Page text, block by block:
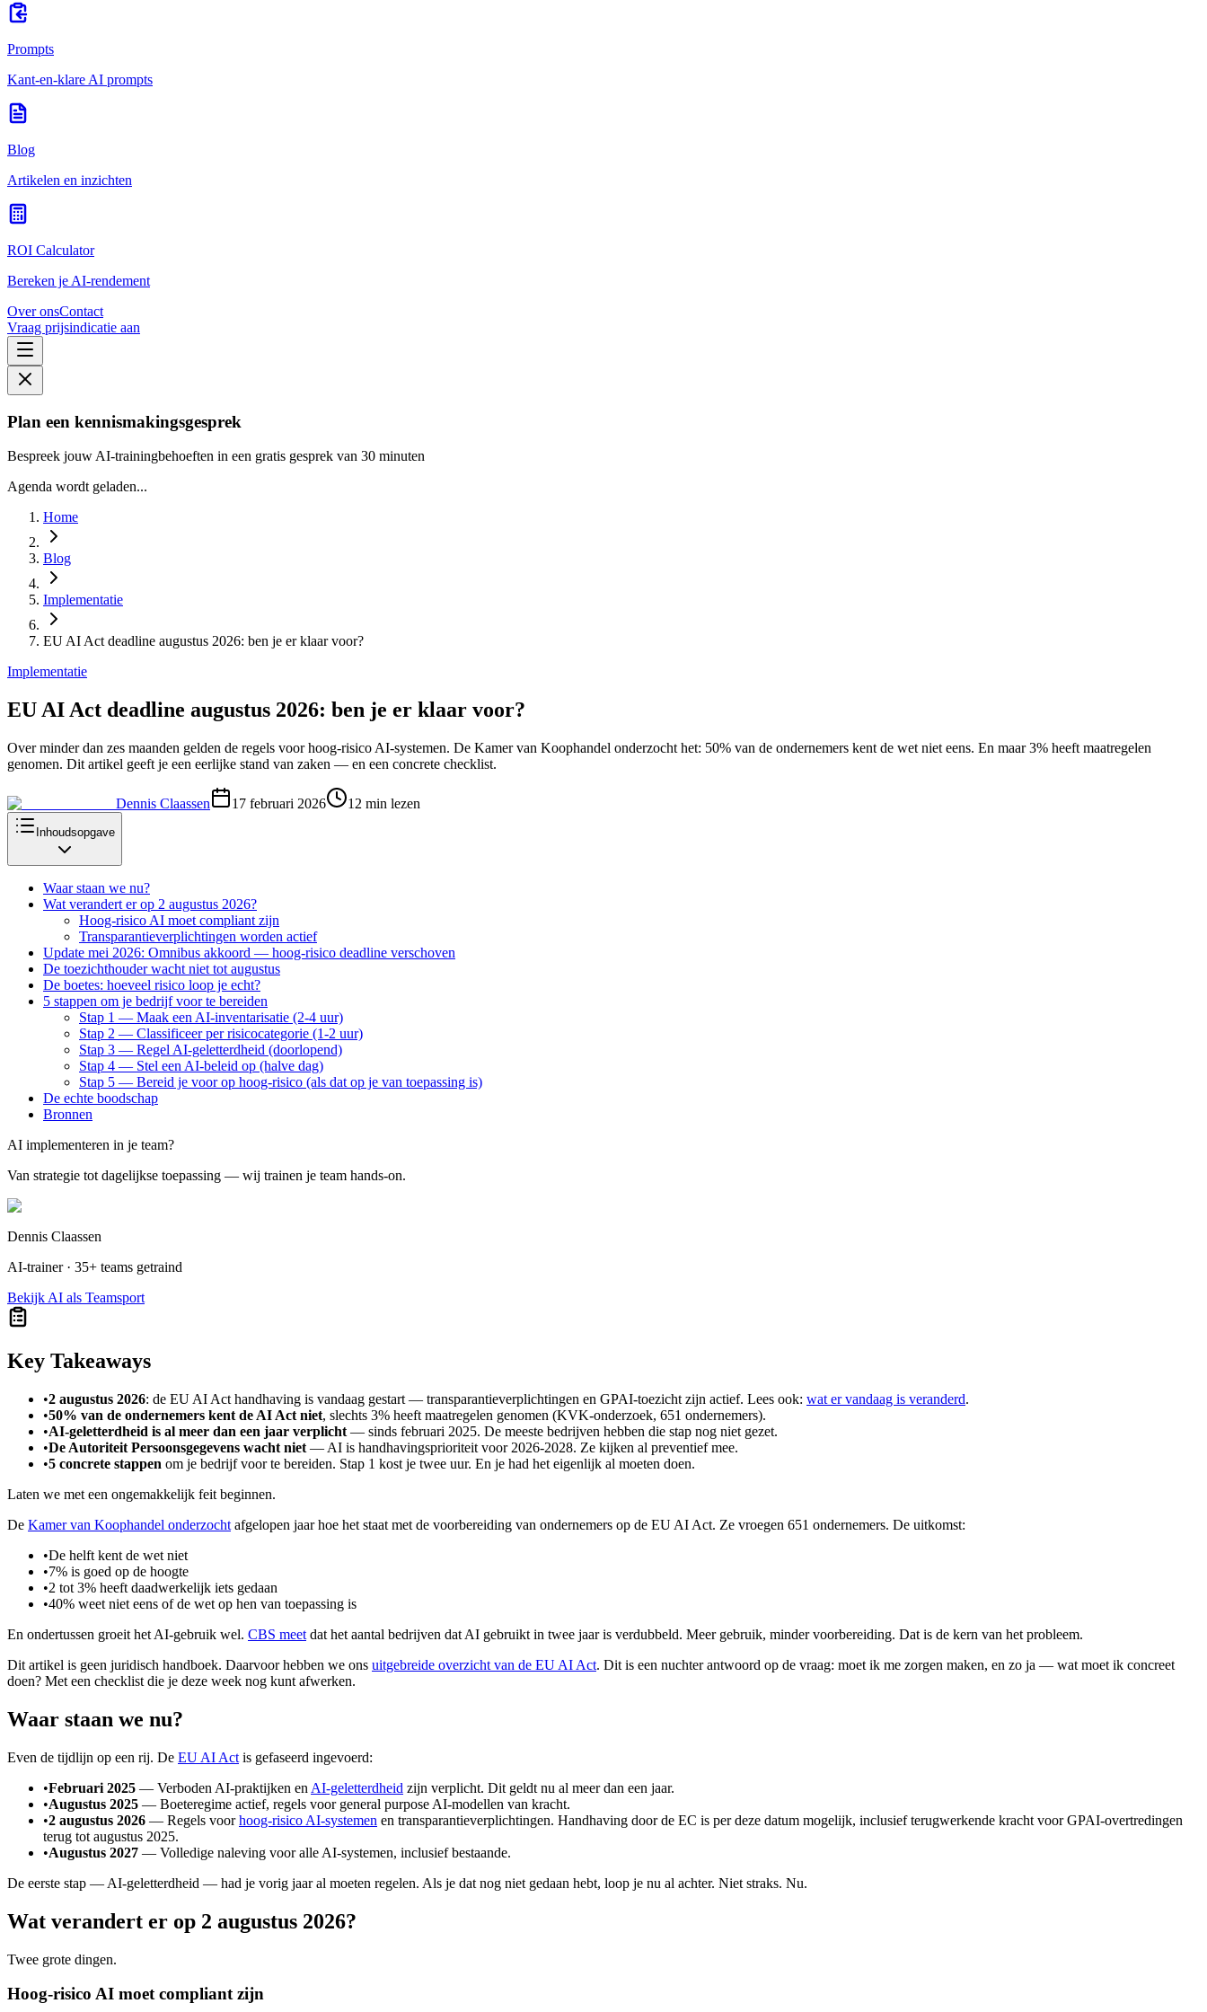
Prompts
Kant-en-klare AI prompts
Blog
Artikelen en inzichten
ROI Calculator
Bereken je AI-rendement
Over onsContact
Vraag prijsindicatie aan
Plan een kennismakingsgesprek
Bespreek jouw AI-trainingbehoeften in een gratis gesprek van 30 minuten
Agenda wordt geladen...
Home
Blog
Implementatie
EU AI Act deadline augustus 2026: ben je er klaar voor?
Implementatie
EU AI Act deadline augustus 2026: ben je er klaar voor?
Over minder dan zes maanden gelden de regels voor hoog-risico AI-systemen. De Kamer van Koophandel onderzocht het: 50% van de ondernemers kent de wet niet eens. En maar 3% heeft maatregelen
genomen. Dit artikel geeft je een eerlijke stand van zaken — en een concrete checklist.
Dennis Claassen 17 februari 2026 12 min lezen
Inhoudsopgave
Waar staan we nu?
Wat verandert er op 2 augustus 2026?
Hoog-risico AI moet compliant zijn
Transparantieverplichtingen worden actief
Update mei 2026: Omnibus akkoord — hoog-risico deadline verschoven
De toezichthouder wacht niet tot augustus
De boetes: hoeveel risico loop je echt?
5 stappen om je bedrijf voor te bereiden
Stap 1 — Maak een AI-inventarisatie (2-4 uur)
Stap 2 — Classificeer per risicocategorie (1-2 uur)
Stap 3 — Regel AI-geletterdheid (doorlopend)
Stap 4 — Stel een AI-beleid op (halve dag)
Stap 5 — Bereid je voor op hoog-risico (als dat op je van toepassing is)
De echte boodschap
Bronnen
AI implementeren in je team?
Van strategie tot dagelijkse toepassing — wij trainen je team hands-on.
Dennis Claassen
AI-trainer · 35+ teams getraind
Bekijk AI als Teamsport
Key Takeaways
•2 augustus 2026: de EU AI Act handhaving is vandaag gestart — transparantieverplichtingen en GPAI-toezicht zijn actief. Lees ook: wat er vandaag is veranderd.
•50% van de ondernemers kent de AI Act niet, slechts 3% heeft maatregelen genomen (KVK-onderzoek, 651 ondernemers).
•AI-geletterdheid is al meer dan een jaar verplicht — sinds februari 2025. De meeste bedrijven hebben die stap nog niet gezet.
•De Autoriteit Persoonsgegevens wacht niet — AI is handhavingsprioriteit voor 2026-2028. Ze kijken al preventief mee.
•5 concrete stappen om je bedrijf voor te bereiden. Stap 1 kost je twee uur. En je had het eigenlijk al moeten doen.
Laten we met een ongemakkelijk feit beginnen.
De Kamer van Koophandel onderzocht afgelopen jaar hoe het staat met de voorbereiding van ondernemers op de EU AI Act. Ze vroegen 651 ondernemers. De uitkomst:
•De helft kent de wet niet
•7% is goed op de hoogte
•2 tot 3% heeft daadwerkelijk iets gedaan
•40% weet niet eens of de wet op hen van toepassing is
En ondertussen groeit het AI-gebruik wel. CBS meet dat het aantal bedrijven dat AI gebruikt in twee jaar is verdubbeld. Meer gebruik, minder voorbereiding. Dat is de kern van het probleem.
Dit artikel is geen juridisch handboek. Daarvoor hebben we ons uitgebreide overzicht van de EU AI Act. Dit is een nuchter antwoord op de vraag: moet ik me zorgen maken, en zo ja — wat moet ik concreet
doen? Met een checklist die je deze week nog kunt afwerken.
Waar staan we nu?
Even de tijdlijn op een rij. De EU AI Act is gefaseerd ingevoerd:
•Februari 2025 — Verboden AI-praktijken en AI-geletterdheid zijn verplicht. Dit geldt nu al meer dan een jaar.
•Augustus 2025 — Boeteregime actief, regels voor general purpose AI-modellen van kracht.
•2 augustus 2026 — Regels voorhoog-risico AI-systemen en transparantieverplichtingen. Handhaving door de EC is per deze datum mogelijk, inclusief terugwerkende kracht voor GPAI-overtredingen
terug tot augustus 2025.
•Augustus 2027 — Volledige naleving voor alle AI-systemen, inclusief bestaande.
De eerste stap — AI-geletterdheid — had je vorig jaar al moeten regelen. Als je dat nog niet gedaan hebt, loop je nu al achter. Niet straks. Nu.
Wat verandert er op 2 augustus 2026?
Twee grote dingen.
Hoog-risico AI moet compliant zijn